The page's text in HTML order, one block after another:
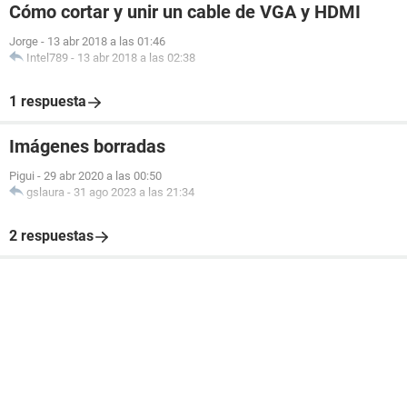
Cómo cortar y unir un cable de VGA y HDMI
Jorge - 13 abr 2018 a las 01:46
Intel789 - 13 abr 2018 a las 02:38
1 respuesta
Imágenes borradas
Pigui - 29 abr 2020 a las 00:50
gslaura - 31 ago 2023 a las 21:34
2 respuestas